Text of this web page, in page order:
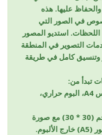
والحفاظ عليها. هذه
في الصور التي
اللحظات. استديو المصور
التصوير في المنطقة
كامل في طريقة
تبدأ من:
عدد صور الالبوم (40)، البوم مقاس A4، البوم حراري،
عدد الصور (40) ألبوم حراري بحجم (30 * 30) مع صورة